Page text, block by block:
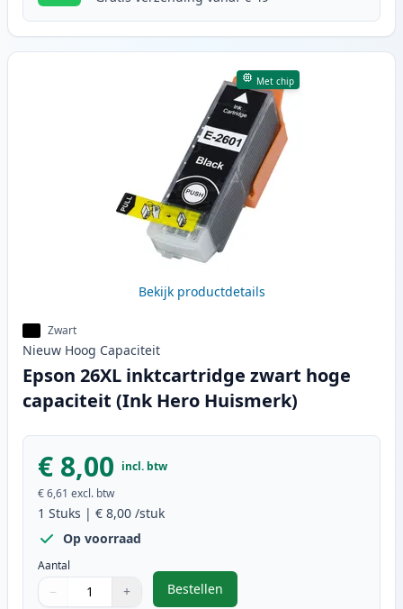
Met chip
Bekijk productdetails
Zwart
Nieuw Hoog Capaciteit
Epson 26XL inktcartridge zwart hoge
capaciteit (Ink Hero Huismerk)
€ 8,00 incl. btw
€ 6,61 excl. btw
1 Stuks | € 8,00 /stuk
Op voorraad
Aantal
Gebruik de knoppen om aan te passen
− +
1
Bestellen
,Epson 26XL inktcartridge zwart